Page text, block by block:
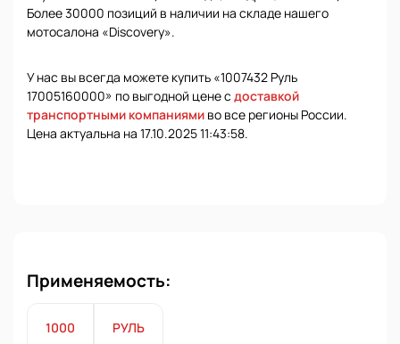
Более 30000 позиций в наличии на складе нашего
мотосалона «Discovery».
У нас вы всегда можете купить «1007432 Руль
17005160000» по выгодной цене с доставкой
транспортными компаниями во все регионы России.
Цена актуальна на 17.10.2025 11:43:58.
Применяемость:
1000 РУЛЬ